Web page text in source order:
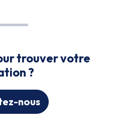
trouver votre
?
nous